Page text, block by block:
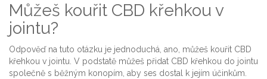
Můžeš kouřit CBD křehkou v
jointu?
Odpověď na tuto otázku je jednoduchá, ano, můžeš kouřit CBD
křehkou v jointu. V podstatě můžeš přidat CBD křehkou do jointu
společně s běžným konopím, aby ses dostal k jejím účinkům.